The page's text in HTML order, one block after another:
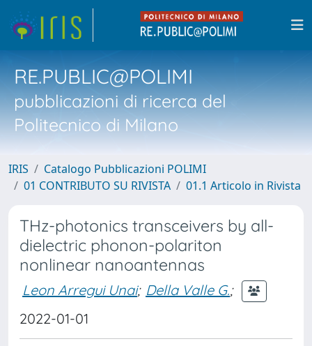
RE.PUBLIC@POLIMI
pubblicazioni di ricerca del
Politecnico di Milano
IRIS
Catalogo Pubblicazioni POLIMI
01 CONTRIBUTO SU RIVISTA
01.1 Articolo in Rivista
THz-photonics transceivers by all-
dielectric phonon-polariton
nonlinear nanoantennas
Leon Arregui Unai; Della Valle G.;
2022-01-01